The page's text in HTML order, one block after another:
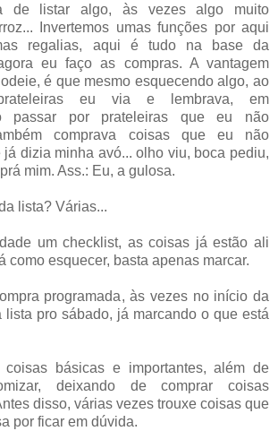
de listar algo, às vezes algo muito
Invertemos umas funções por aqui
regalias, aqui é tudo na base da
eu faço as compras. A vantagem
é que mesmo esquecendo algo, ao
eu via e lembrava, em
passar por prateleiras que eu não
comprava coisas que eu não
já dizia minha avó... olho viu, boca pediu,
mim. Ass.: Eu, a gulosa.
lista? Várias...
um checklist, as coisas já estão ali
como esquecer, basta apenas marcar.
programada, às vezes no início da
lista pro sábado, já marcando o que está
básicas e importantes, além de
deixando de comprar coisas
disso, várias vezes trouxe coisas que
por ficar em dúvida.